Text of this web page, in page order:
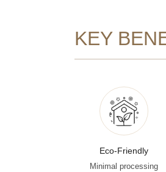
Eco-Friendly
Minimal processing